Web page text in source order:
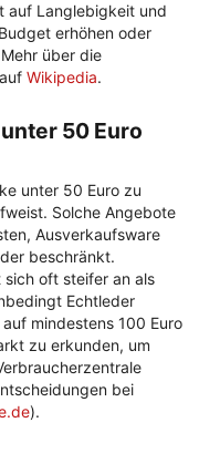
auf Langlebigkeit und
erhöhen oder
über die
Wikipedia.
50 Euro
unter 50 Euro zu
Solche Angebote
Ausverkaufsware
beschränkt.
oft steifer an als
Echtleder
mindestens 100 Euro
zu erkunden, um
bei
).